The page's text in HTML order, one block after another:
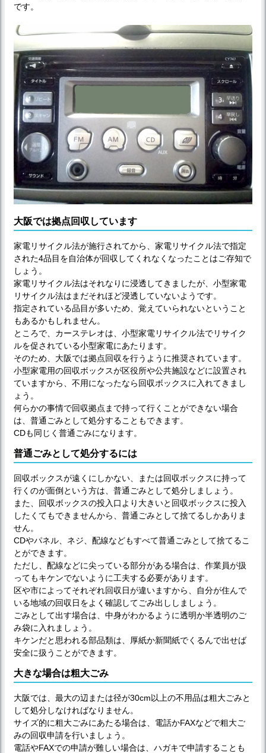
です。
大阪では拠点回収しています
家電リサイクル法が施行されてから、家電リサイクル法で指定
された4品目を自治体が回収してくれなくなったことはご存知で
しょう。
家電リサイクル法はそれなりに浸透してきましたが、小型家電
リサイクル法はまだそれほど浸透していないようです。
指定されている品目が多いため、覚えていられないということ
もあるかもしれません。
ところで、カーステレオは、小型家電リサイクル法でリサイク
ルを促されている小型家電にあたります。
そのため、大阪では拠点回収を行うように推奨されています。
小型家電用の回収ボックスが区役所や公共施設などに設置され
ていますから、不用になったなら回収ボックスに入れてきまし
ょう。
何らかの事情で回収拠点まで持って行くことができない場合
は、普通ごみとして処分することもできます。
CDも同じく普通ごみになります。
普通ごみとして処分するには
回収ボックスが遠くにしかない、または回収ボックスに持って
行くのが面倒という方は、普通ごみとして処分しましょう。
また、回収ボックスの投入口より大きいと回収ボックスに投入
したくてもできませんから、普通ごみとして捨てるしかありま
せん。
CDやパネル、ネジ、配線などもすべて普通ごみとして捨てるこ
とができます。
ただし、配線などに尖っている部分がある場合は、作業員が扱
ってもキケンでないように工夫する必要があります。
区や市によってそれぞれ回収日が違いますから、自分が住んで
いる地域の回収日をよく確認してごみ出ししましょう。
ごみとして出す場合は、中身がわかるように透明か半透明のご
み袋に入れましょう。
キケンだと思われる部品類は、厚紙か新聞紙でくるんで出せば
安全に扱うことができます。
大きな場合は粗大ごみ
大阪では、最大の辺または径が30cm以上の不用品は粗大ごみと
して処分しなければなりません。
サイズ的に粗大ごみにあたる場合は、電話かFAXなどで粗大ご
みの回収申請を行いましょう。
電話やFAXでの申請が難しい場合は、ハガキで申請することも